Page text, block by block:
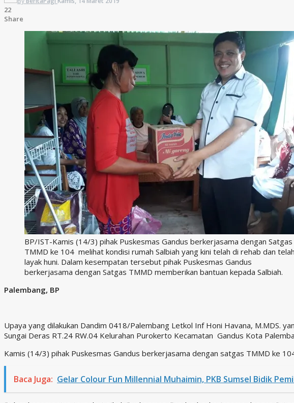
22
Share
BP/IST-Kamis (14/3) pihak Puskesmas Gandus berkerjasama dengan Satgas
TMMD ke 104 melihat kondisi rumah Salbiah yang kini telah di rehab dan telah
layak huni. Dalam kesempatan tersebut pihak Puskesmas Gandus
berkerjasama dengan Satgas TMMD memberikan bantuan kepada Salbiah.
Palembang, BP
Upaya yang dilakukan Dandim 0418/Palembang Letkol Inf Honi Havana, M.MDS.
Sungai Deras RT.24 RW.04 Kelurahan Purokerto Kecamatan Gandus Kota
Kamis (14/3) pihak Puskesmas Gandus berkerjasama dengan satgas TMMD ke
Baca Juga: Gelar Colour Fun Millennial Muhaimin, PKB Sumsel Bidik